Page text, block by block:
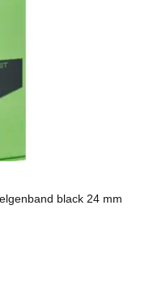
black 24 mm